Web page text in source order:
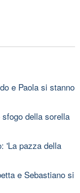
e Paola si stanno
della sorella
'La pazza della
e Sebastiano si